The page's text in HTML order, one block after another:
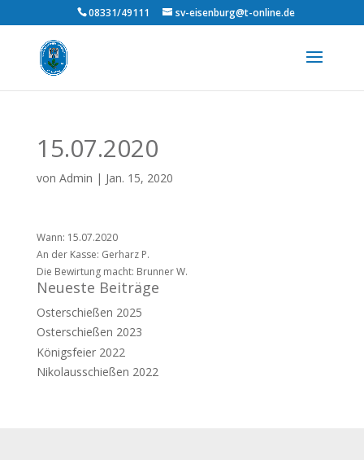
08331/49111 sv-eisenburg@t-online.de
15.07.2020
von Admin | Jan. 15, 2020
Wann: 15.07.2020
An der Kasse: Gerharz P.
Die Bewirtung macht: Brunner W.
Neueste Beiträge
Osterschießen 2025
Osterschießen 2023
Königsfeier 2022
Nikolausschießen 2022